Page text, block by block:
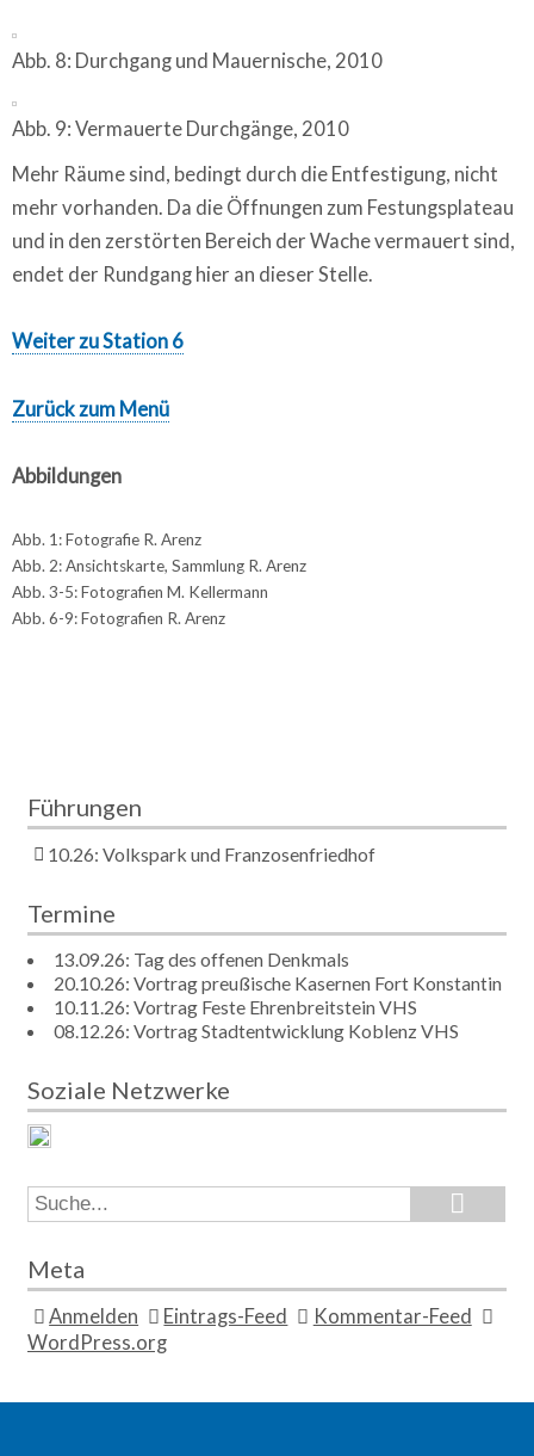
Abb. 8: Durchgang und Mauernische, 2010
Abb. 9: Vermauerte Durchgänge, 2010
Mehr Räume sind, bedingt durch die Entfestigung, nicht
mehr vorhanden. Da die Öffnungen zum Festungsplateau
und in den zerstörten Bereich der Wache vermauert sind,
endet der Rundgang hier an dieser Stelle.
Weiter zu Station 6
Zurück zum Menü
Abbildungen
Abb. 1: Fotografie R. Arenz
Abb. 2: Ansichtskarte, Sammlung R. Arenz
Abb. 3-5: Fotografien M. Kellermann
Abb. 6-9: Fotografien R. Arenz
Führungen
10.26: Volkspark und Franzosenfriedhof
Termine
13.09.26: Tag des offenen Denkmals
20.10.26: Vortrag preußische Kasernen Fort Konstantin
10.11.26: Vortrag Feste Ehrenbreitstein VHS
08.12.26: Vortrag Stadtentwicklung Koblenz VHS
Soziale Netzwerke
Search
for:
Meta
Anmelden Eintrags-Feed
Kommentar-Feed
WordPress.org